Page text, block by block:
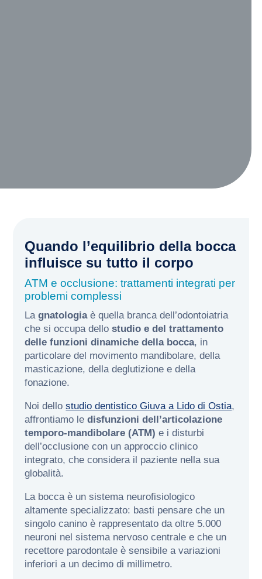
Quando l’equilibrio della bocca
influisce su tutto il corpo
ATM e occlusione: trattamenti integrati per
problemi complessi
Lagnatologiaè quella branca dell’odontoiatria
che si occupa dellostudio e del trattamento
delle funzioni dinamiche della bocca, in
particolare del movimento mandibolare, della
masticazione, della deglutizione e della
fonazione.
Noi dellostudio dentistico Giuva a Lido di Ostia,
affrontiamo ledisfunzioni dell’articolazione
temporo-mandibolare (ATM) e i disturbi
dell’occlusione con un approccio clinico
integrato, che considera il paziente nella sua
globalità.
La bocca è un sistema neurofisiologico
altamente specializzato: basti pensare che un
singolo canino è rappresentato da oltre 5.000
neuroni nel sistema nervoso centrale e che un
recettore parodontale è sensibile a variazioni
inferiori a un decimo di millimetro.